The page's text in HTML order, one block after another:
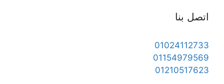
اتصل بنا
01024112733
01154979569
01210517623